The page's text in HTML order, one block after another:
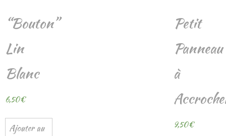
“Bouton”
Lin
Blanc
6,50€
Ajouter au
Petit
Panneau
à
9,50€